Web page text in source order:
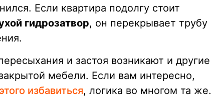
Если квартира подолгу стоит
гидрозатвор, он перекрывает трубу
и застоя возникают и другие
мебели. Если вам интересно,
избавиться, логика во многом та же.